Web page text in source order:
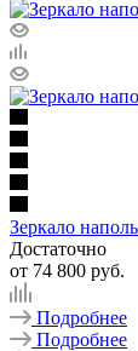
Зеркало
Достаточно
от 74 800 руб.
Подробнее
Подробнее